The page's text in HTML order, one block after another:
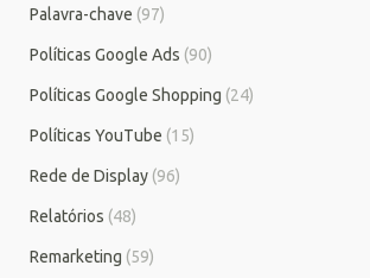
Palavra-chave (97)
Políticas Google Ads (90)
Políticas Google Shopping (24)
Políticas YouTube (15)
Rede de Display (96)
Relatórios (48)
Remarketing (59)